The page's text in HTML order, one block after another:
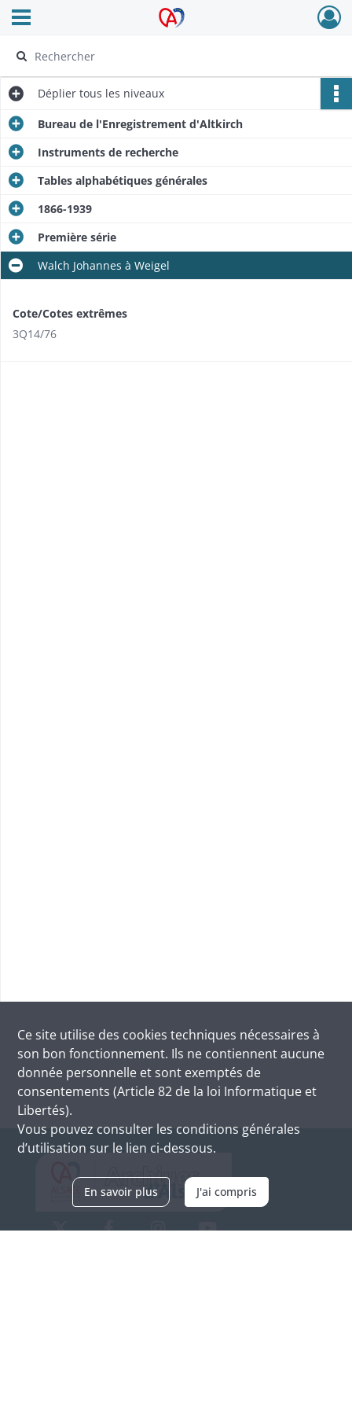
Archives Alsace - Colmar
Ouvrir le menu déroulant
Déplier tous les niveaux
Bureau de l'Enregistrement d'Altkirch
Instruments de recherche
Tables alphabétiques générales
1866-1939
Première série
Walch Johannes à Weigel
Cote/Cotes extrêmes
3Q14/76
Ce site utilise des cookies techniques nécessaires à
son bon fonctionnement. Ils ne contiennent aucune
donnée personnelle et sont exemptés de
consentements (Article 82 de la loi Informatique et
Libertés).
Vous pouvez consulter les conditions générales
d’utilisation sur le lien ci-dessous.
En savoir plus J'ai compris